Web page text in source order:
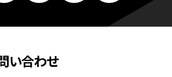
い合わせ